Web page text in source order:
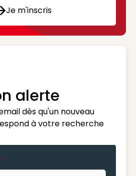
Je m'inscris
alerte
dès qu'un nouveau
à votre recherche
*